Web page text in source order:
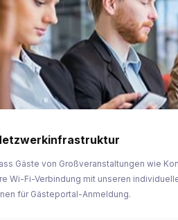
Gäste von Großveranstaltungen wie
Wi-Fi-Verbindung mit unseren
für Gästeportal-Anmeldung.